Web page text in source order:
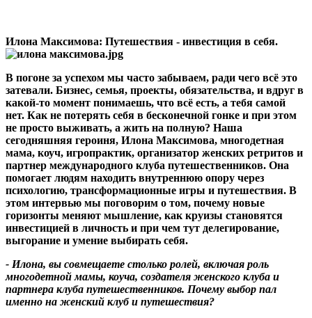
Илона Максимова: Путешествия - инвестиция в себя.
В погоне за успехом мы часто забываем, ради чего всё это
затевали. Бизнес, семья, проекты, обязательства, и вдруг в
какой-то момент понимаешь, что всё есть, а тебя самой
нет. Как не потерять себя в бесконечной гонке и при этом
не просто выживать, а жить на полную? Наша
сегодняшняя героиня, Илона Максимова, многодетная
мама, коуч, игропрактик, организатор женских ретритов и
партнер международного клуба путешественников. Она
помогает людям находить внутреннюю опору через
психологию, трансформационные игры и путешествия. В
этом интервью мы поговорим о том, почему новые
горизонты меняют мышление, как круизы становятся
инвестицией в личность и при чем тут делегирование,
выгорание и умение выбирать себя.
- Илона, вы совмещаете столько ролей, включая роль
многодетной мамы, коуча, создателя женского клуба и
партнера клуба путешественников. Почему выбор пал
именно на женский клуб и путешествия?